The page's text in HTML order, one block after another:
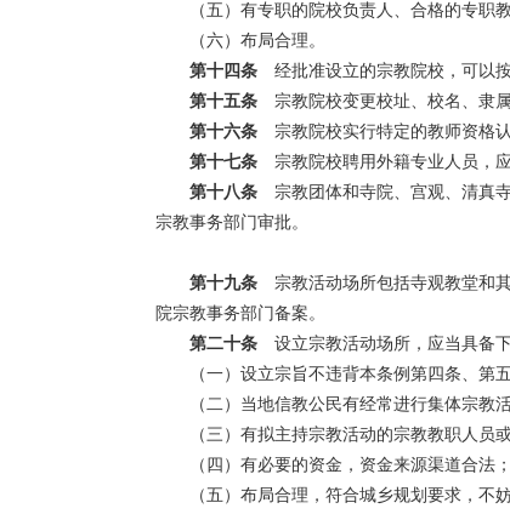
（五）有专职的院校负责人、合格的专职
（六）布局合理。
第十四条经批准设立的宗教院校，可以按
第十五条宗教院校变更校址、校名、隶属
第十六条宗教院校实行特定的教师资格认
第十七条宗教院校聘用外籍专业人员，应
第十八条宗教团体和寺院、宫观、清真寺
宗教事务部门审批。
第十九条宗教活动场所包括寺观教堂和其
院宗教事务部门备案。
第二十条设立宗教活动场所，应当具备下
（一）设立宗旨不违背本条例第四条、第
（二）当地信教公民有经常进行集体宗教
（三）有拟主持宗教活动的宗教教职人员
（四）有必要的资金，资金来源渠道合法；
（五）布局合理，符合城乡规划要求，不